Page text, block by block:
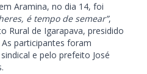
Aramina, no dia 14, foi
é tempo de semear”,
Rural de Igarapava, presidido
participantes foram
e pelo prefeito José